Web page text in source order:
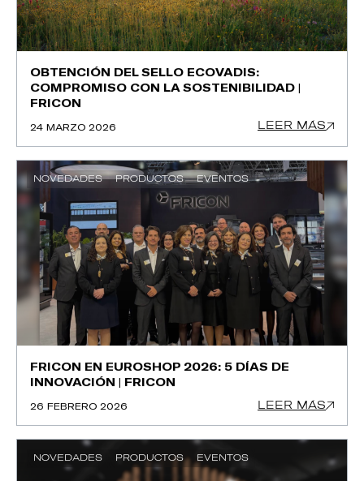
OBTENCIÓN DEL SELLO ECOVADIS:
COMPROMISO CON LA SOSTENIBILIDAD |
FRICON
24 MARZO 2026 LEER MÁS
NOVEDADES PRODUCTOS EVENTOS
FRICON EN EUROSHOP 2026: 5 DÍAS DE
INNOVACIÓN | FRICON
26 FEBRERO 2026 LEER MÁS
NOVEDADES PRODUCTOS EVENTOS